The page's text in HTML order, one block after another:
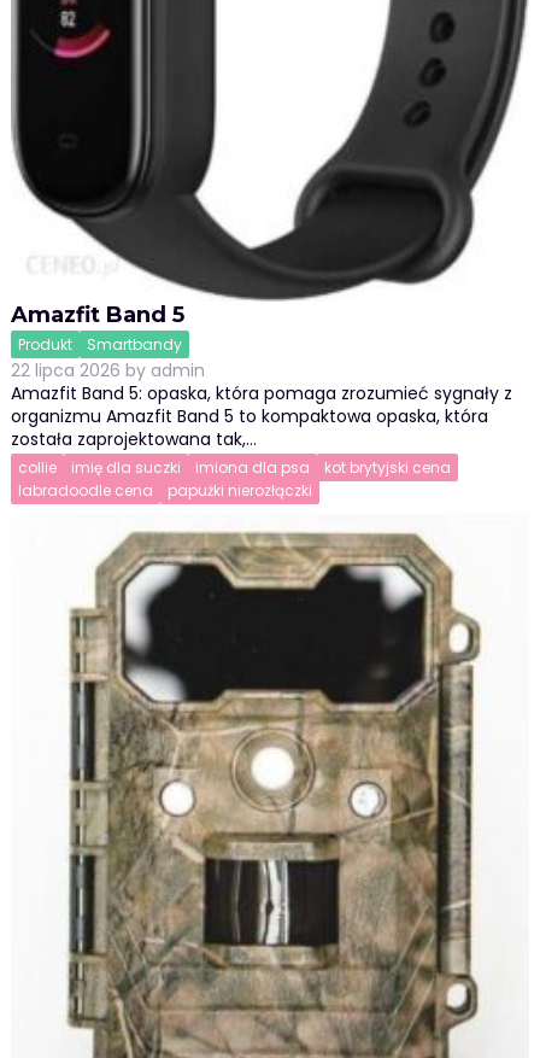
Amazfit Band 5
Produkt Smartbandy
22 lipca 2026 by admin
Amazfit Band 5: opaska, która pomaga zrozumieć sygnały z
organizmu Amazfit Band 5 to kompaktowa opaska, która
została zaprojektowana tak,…
collie imię dla suczki imiona dla psa
kot brytyjski cena
labradoodle cena
papużki nierozłączki